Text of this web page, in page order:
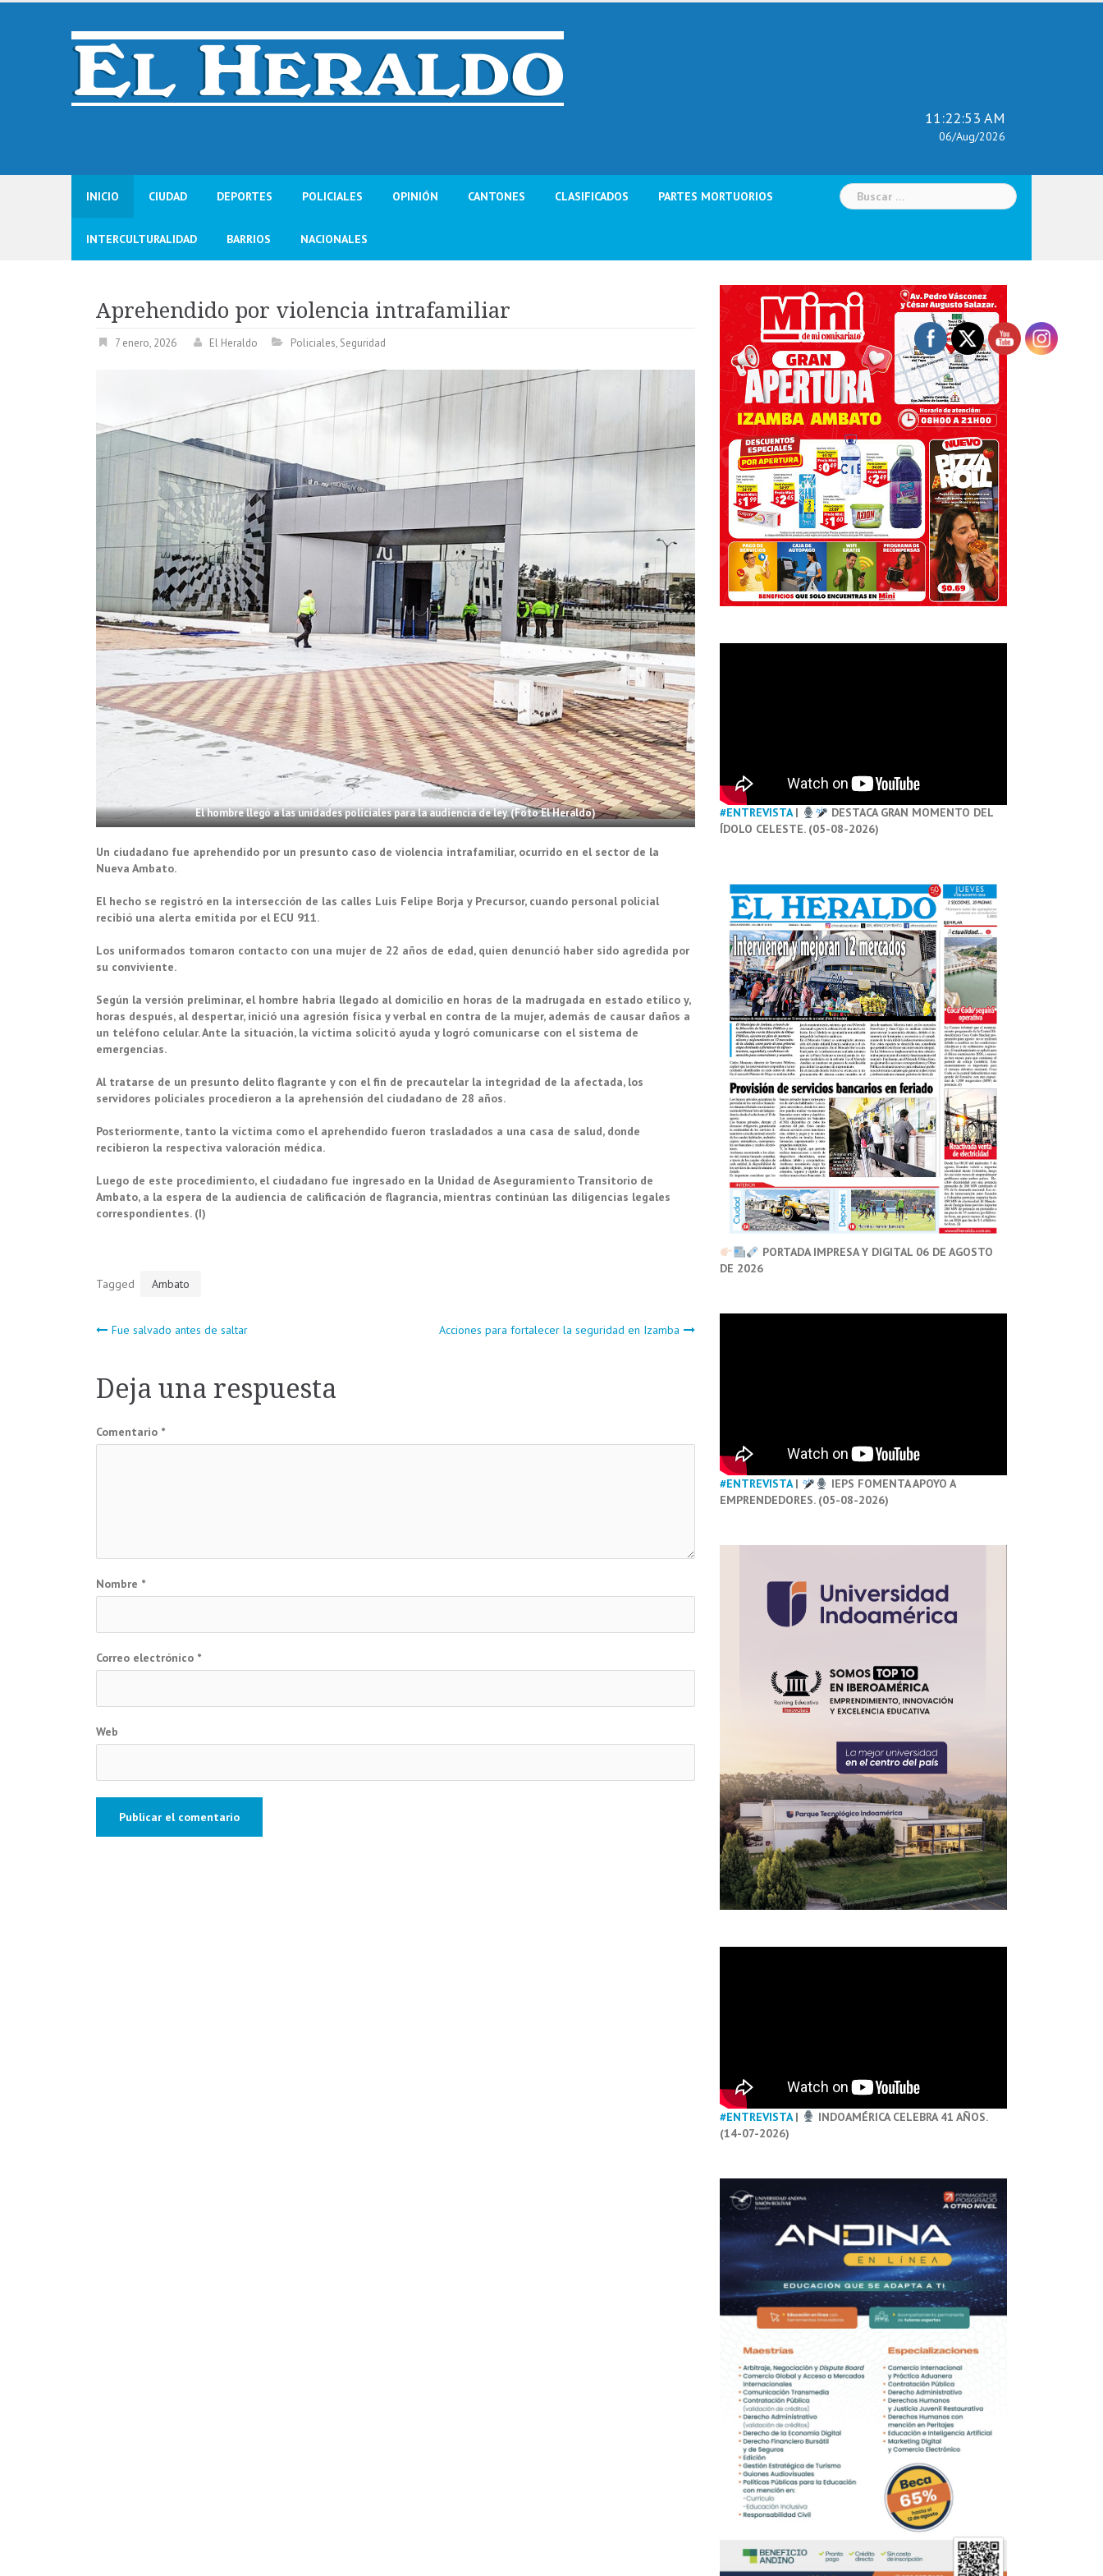
Skip
11:22:54 AM
06/Aug/2026
INICIO CIUDAD DEPORTES POLICIALES OPINIÓN CANTONES CLASIFICADOS PARTES MORTUORIOS
INTERCULTURALIDAD BARRIOS NACIONALES
Buscar:
Aprehendido por violencia intrafamiliar
7 enero, 2026 El Heraldo Policiales, Seguridad
El hombre llegó a las unidades policiales para la audiencia de ley. (Foto El Heraldo)
Un ciudadano fue aprehendido por un presunto caso de violencia intrafamiliar, ocurrido en el sector de la
Nueva Ambato.
El hecho se registró en la intersección de las calles Luis Felipe Borja y Precursor, cuando personal policial
recibió una alerta emitida por el ECU 911.
Los uniformados tomaron contacto con una mujer de 22 años de edad, quien denunció haber sido agredida por
su conviviente.
Según la versión preliminar, el hombre habría llegado al domicilio en horas de la madrugada en estado etílico y,
horas después, al despertar, inició una agresión física y verbal en contra de la mujer, además de causar daños a
un teléfono celular. Ante la situación, la víctima solicitó ayuda y logró comunicarse con el sistema de
emergencias.
Al tratarse de un presunto delito flagrante y con el fin de precautelar la integridad de la afectada, los
servidores policiales procedieron a la aprehensión del ciudadano de 28 años.
Posteriormente, tanto la víctima como el aprehendido fueron trasladados a una casa de salud, donde
recibieron la respectiva valoración médica.
Luego de este procedimiento, el ciudadano fue ingresado en la Unidad de Aseguramiento Transitorio de
Ambato, a la espera de la audiencia de calificación de flagrancia, mientras continúan las diligencias legales
correspondientes. (I)
Tagged Ambato
Navegación
de
entradas
Fue salvado antes de saltar Acciones para fortalecer la seguridad en Izamba
Deja una respuesta
Comentario *
Nombre *
Correo electrónico *
Web
#ENTREVISTA|
DESTACA GRAN MOMENTO DEL
ÍDOLO CELESTE. (05-08-2026)
PORTADA IMPRESA Y DIGITAL 06 DE AGOSTO
DE 2026
#ENTREVISTA|
IEPS FOMENTA APOYO A
EMPRENDEDORES. (05-08-2026)
#ENTREVISTA|
INDOAMÉRICA CELEBRA 41 AÑOS.
(14-07-2026)